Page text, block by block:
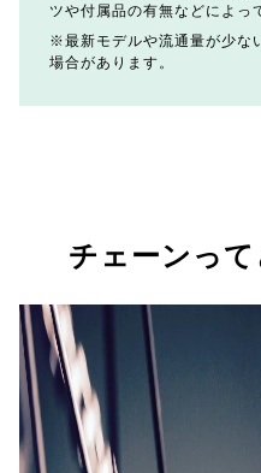
ツや付属品の有無などによっ
最新モデルや流通量が少な
場合があります。
チェーンっ